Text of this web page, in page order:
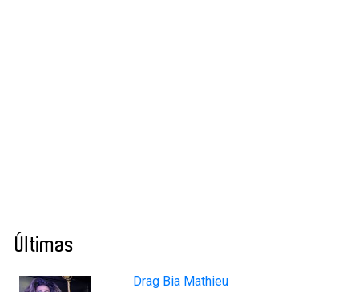
Últimas
Drag Bia Mathieu